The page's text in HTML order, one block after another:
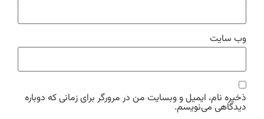
وب‌ سایت
ذخیره نام، ایمیل و وبسایت من در مرورگر برای زمانی که دوباره
دیدگاهی می‌نویسم.